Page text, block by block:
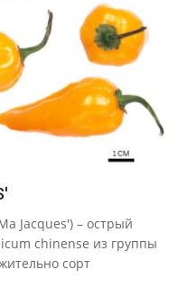
Jacques') – острый
chinense из группы
сорт